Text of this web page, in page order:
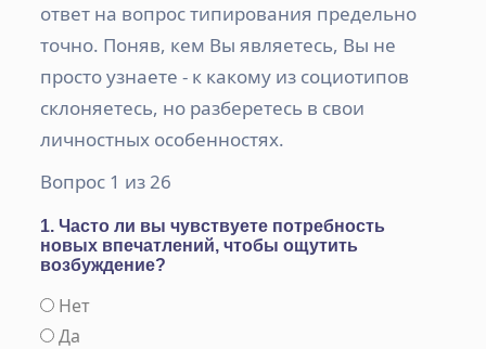
ответ на вопрос типирования предельно
точно. Поняв, кем Вы являетесь, Вы не
просто узнаете - к какому из социотипов
склоняетесь, но разберетесь в свои
личностных особенностях.
Вопрос 1 из 26
1. Часто ли вы чувствуете потребность
новых впечатлений, чтобы ощутить
возбуждение?
Нет
Да